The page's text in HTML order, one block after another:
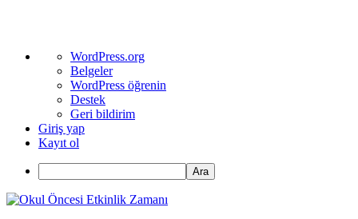
WordPress
hakkında
WordPress.org
Belgeler
WordPress öğrenin
Destek
Geri bildirim
Giriş yap
Kayıt ol
Ara